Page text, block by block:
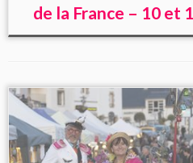
de la France – 10 et